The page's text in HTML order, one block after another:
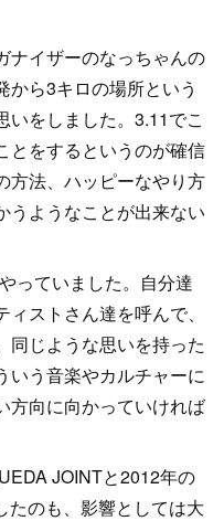
イザーのなっちゃんの
ら3キロの場所という
いをしました。3.11でこ
とをするというのが確信
方法、ハッピーなやり方
うようなことが出来ない
っていました。自分達
ストさん達を呼んで、
同じような思いを持った
いう音楽やカルチャーに
方向に向かっていければ
JOINTと2012年の
たのも、影響としては大